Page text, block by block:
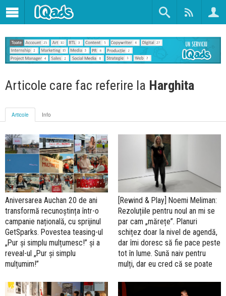
Articole care fac referire la Harghita
Articole Info
Aniversarea Auchan 20 de ani
transformă recunoștința într-o
campanie națională, cu sprijinul
GetSparks. Povestea teasing-ul
„Pur şi simplu mulțumesc!” şi a
reveal-ul „Pur şi simplu
mulțumim!”
[Rewind & Play] Noemi Meliman:
Rezoluțiile pentru noul an mi se
par cam „mărețe”. Planuri
schițez doar la nivel de agendă,
dar îmi doresc să fie pace peste
tot în lume. Sună naiv pentru
mulți, dar eu cred că se poate